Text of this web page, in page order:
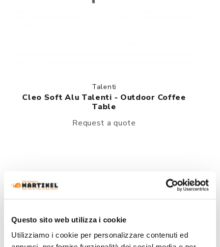
Questo sito web utilizza i cookie
Utilizziamo i cookie per personalizzare contenuti ed
Talenti
Cleo Soft Alu Talenti - Outdoor Coffee
Table
Request a quote